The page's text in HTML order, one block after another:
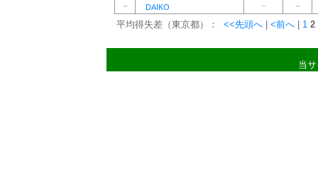
－ DAIKO － －
平均得失差（東京都）： <<先頭へ <前へ 1 2
当